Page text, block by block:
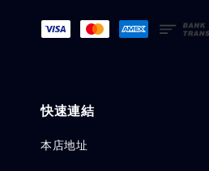
快速連結
本店地址